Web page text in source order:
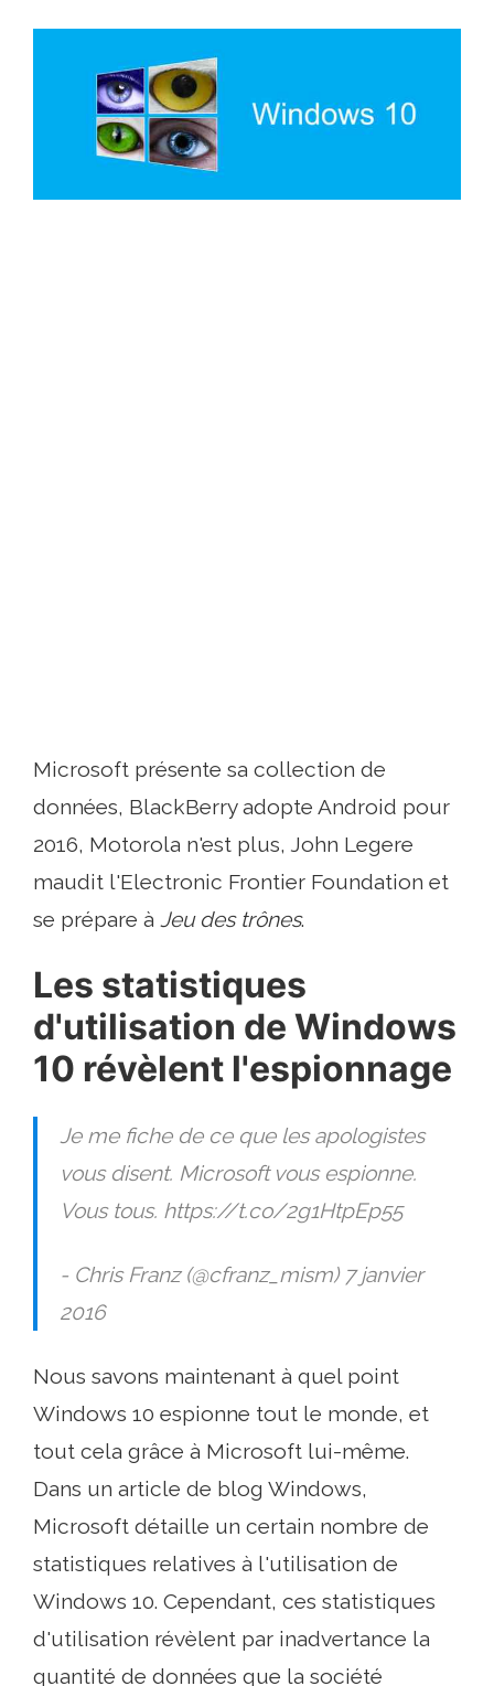
Microsoft présente sa collection de
données, BlackBerry adopte Android pour
2016, Motorola n'est plus, John Legere
maudit l'Electronic Frontier Foundation et
se prépare à Jeu des trônes.
Les statistiques
d'utilisation de Windows
10 révèlent l'espionnage
Je me fiche de ce que les apologistes
vous disent. Microsoft vous espionne.
Vous tous. https://t.co/2g1HtpEp55
- Chris Franz (@cfranz_mism) 7 janvier
2016
Nous savons maintenant à quel point
Windows 10 espionne tout le monde, et
tout cela grâce à Microsoft lui-même.
Dans un article de blog Windows,
Microsoft détaille un certain nombre de
statistiques relatives à l'utilisation de
Windows 10. Cependant, ces statistiques
d'utilisation révèlent par inadvertance la
quantité de données que la société